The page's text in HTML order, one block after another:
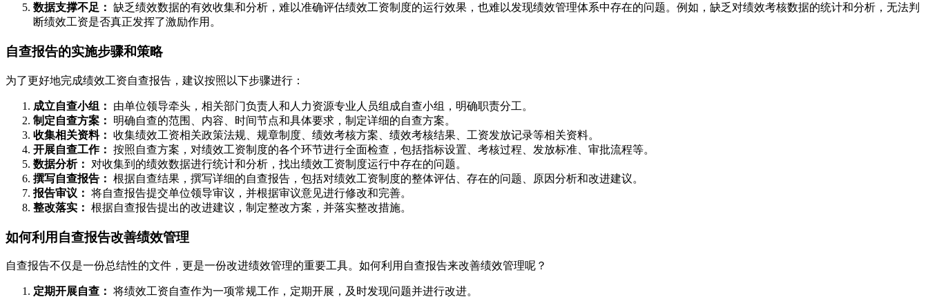
数据支撑不足： 缺乏绩效数据的有效收集和分析，难以准确评估绩效工资制度的运行效果，也难以发现绩效管理体系中存在的问题。例如，缺乏对绩效考核数据的统计和分析，无法判
断绩效工资是否真正发挥了激励作用。
自查报告的实施步骤和策略
为了更好地完成绩效工资自查报告，建议按照以下步骤进行：
成立自查小组：
由单位领导牵头，相关部门负责人和人力资源专业人员组成自查小组，明确职责分工。
制定自查方案：
明确自查的范围、内容、时间节点和具体要求，制定详细的自查方案。
收集相关资料： 收集绩效工资相关政策法规、规章制度、绩效考核方案、绩效考核结果、工资发放记录等相关资料。
开展自查工作： 按照自查方案，对绩效工资制度的各个环节进行全面检查，包括指标设置、考核过程、发放标准、审批流程等。
数据分析：
对收集到的绩效数据进行统计和分析，找出绩效工资制度运行中存在的问题。
撰写自查报告： 根据自查结果，撰写详细的自查报告，包括对绩效工资制度的整体评估、存在的问题、原因分析和改进建议。
报告审议： 将自查报告提交单位领导审议，并根据审议意见进行修改和完善。
整改落实： 根据自查报告提出的改进建议，制定整改方案，并落实整改措施。
如何利用自查报告改善绩效管理
自查报告不仅是一份总结性的文件，更是一份改进绩效管理的重要工具。如何利用自查报告来改善绩效管理呢？
定期开展自查： 将绩效工资自查作为一项常规工作，定期开展，及时发现问题并进行改进。